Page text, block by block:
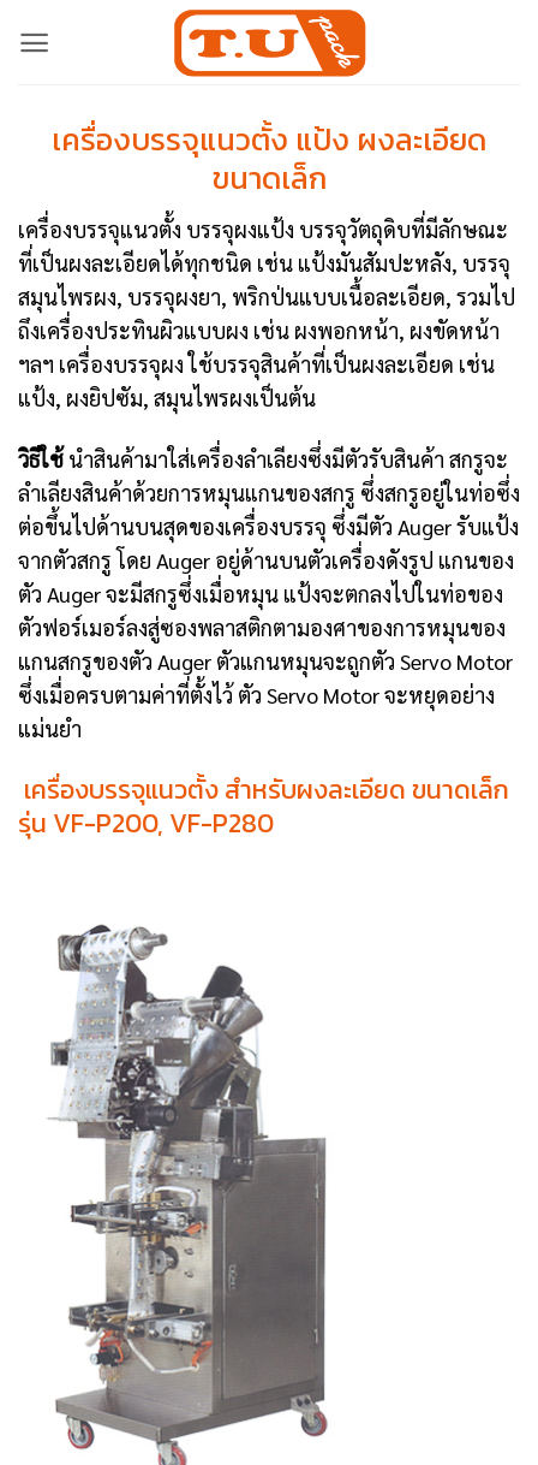
เครื่องบรรจุแนวตั้ง แป้ง ผงละเอียด
ขนาดเล็ก
เครื่องบรรจุแนวตั้ง บรรจุผงแป้ง บรรจุวัตถุดิบที่มีลักษณะ
ที่เป็นผงละเอียดได้ทุกชนิด เช่น แป้งมันสัมปะหลัง, บรรจุ
สมุนไพรผง, บรรจุผงยา, พริกป่นแบบเนื้อละเอียด, รวมไป
ถึงเครื่องประทินผิวแบบผง เช่น ผงพอกหน้า, ผงขัดหน้า
ฯลฯ เครื่องบรรจุผง ใช้บรรจุสินค้าที่เป็นผงละเอียด เช่น
แป้ง, ผงยิปซัม, สมุนไพรผงเป็นต้น
วิธีใช้ นำสินค้ามาใส่เครื่องลำเลียงซึ่งมีตัวรับสินค้า สกรูจะ
ลำเลียงสินค้าด้วยการหมุนแกนของสกรู ซึ่งสกรูอยู่ในท่อซึ่ง
ต่อขึ้นไปด้านบนสุดของเครื่องบรรจุ ซึ่งมีตัว Auger รับแป้ง
จากตัวสกรู โดย Auger อยู่ด้านบนตัวเครื่องดังรูป แกนของ
ตัว Auger จะมีสกรูซึ่งเมื่อหมุน แป้งจะตกลงไปในท่อของ
ตัวฟอร์เมอร์ลงสู่ซองพลาสติกตามองศาของการหมุนของ
แกนสกรูของตัว Auger ตัวแกนหมุนจะถูกตัว Servo Motor
ซึ่งเมื่อครบตามค่าที่ตั้งไว้ ตัว Servo Motor จะหยุดอย่าง
แม่นยำ
เครื่องบรรจุแนวตั้ง สำหรับผงละเอียด ขนาดเล็ก
รุ่น VF-P200, VF-P280